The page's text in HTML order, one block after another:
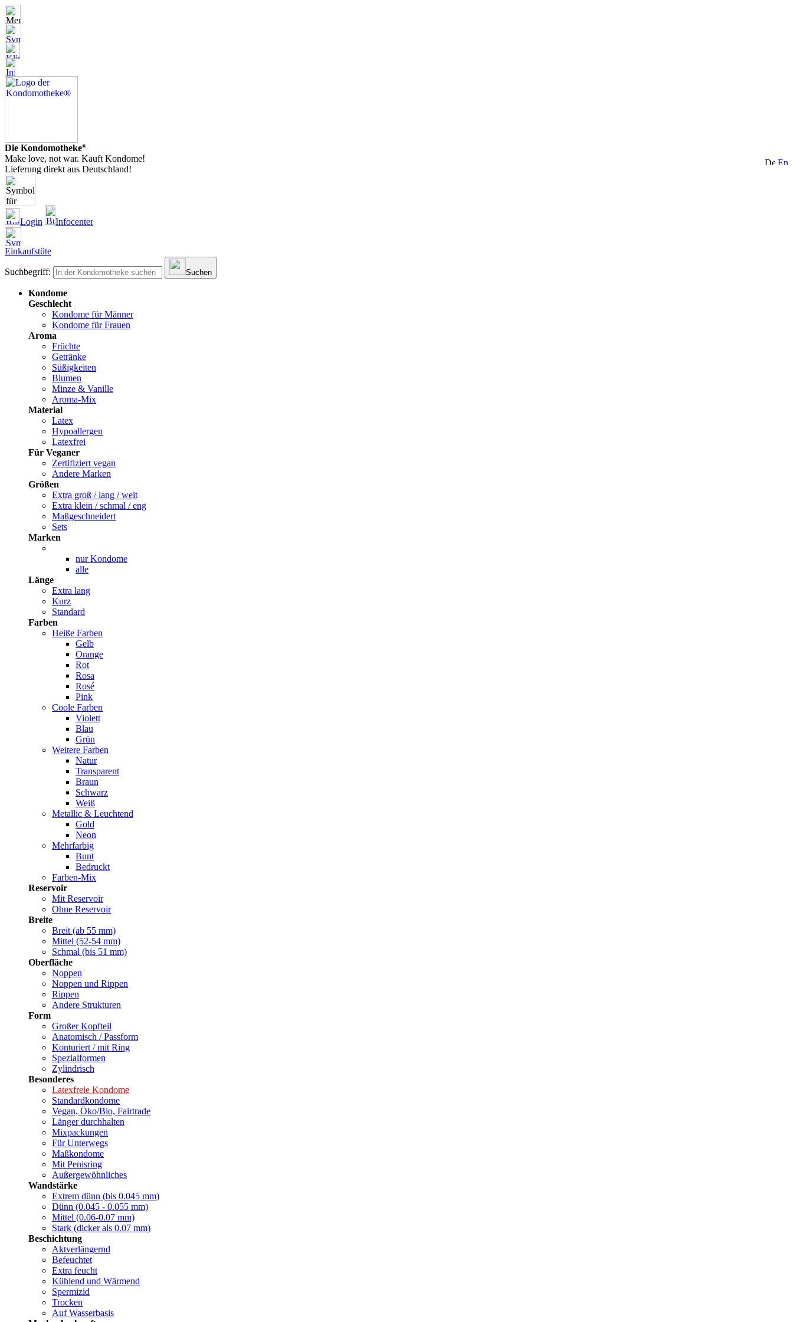
Die Kondomotheke®
Make love, not war. Kauft Kondome!
Lieferung direkt aus Deutschland!
Login Infocenter
Einkaufstüte
Suchbegriff: Suchen
Kondome
Geschlecht
Kondome für Männer
Kondome für Frauen
Aroma
Früchte
Getränke
Süßigkeiten
Blumen
Minze & Vanille
Aroma-Mix
Material
Latex
Hypoallergen
Latexfrei
Für Veganer
Zertifiziert vegan
Andere Marken
Größen
Extra groß / lang / weit
Extra klein / schmal / eng
Maßgeschneidert
Sets
Marken
nur Kondome
alle
Länge
Extra lang
Kurz
Standard
Farben
Heiße Farben
Gelb
Orange
Rot
Rosa
Rosé
Pink
Coole Farben
Violett
Blau
Grün
Weitere Farben
Natur
Transparent
Braun
Schwarz
Weiß
Metallic & Leuchtend
Gold
Neon
Mehrfarbig
Bunt
Bedruckt
Farben-Mix
Reservoir
Mit Reservoir
Ohne Reservoir
Breite
Breit (ab 55 mm)
Mittel (52-54 mm)
Schmal (bis 51 mm)
Oberfläche
Noppen
Noppen und Rippen
Rippen
Andere Strukturen
Form
Großer Kopfteil
Anatomisch / Passform
Konturiert / mit Ring
Spezialformen
Zylindrisch
Besonderes
Latexfreie Kondome
Standardkondome
Vegan, Öko/Bio, Fairtrade
Länger durchhalten
Mixpackungen
Für Unterwegs
Maßkondome
Mit Penisring
Außergewöhnliches
Wandstärke
Extrem dünn (bis 0.045 mm)
Dünn (0.045 - 0.055 mm)
Mittel (0.06-0.07 mm)
Stark (dicker als 0.07 mm)
Beschichtung
Aktverlängernd
Befeuchtet
Extra feucht
Kühlend und Wärmend
Spermizid
Trocken
Auf Wasserbasis